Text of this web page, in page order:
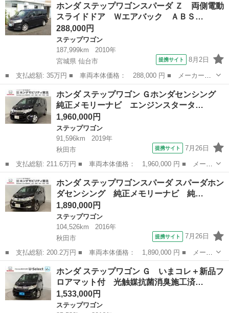
ｅ：ＨＥＶスパーダプレミアムライン 純正メモリーナビ 純正アル
ミホイール...
ホンダ ステップワゴンスパーダ Ｚ 両側電動
スライドドア Ｗエアバック ＡＢＳ…
288,000円
ステップワゴン
187,999km
2010年
宮城県 仙台市
提携サイト 8月2日
■ 支払総額: 35万円 ■ 車両本体価格： 288,000 円 ■ メーカー
名： ホンダ ■ 車種名： ステップワゴンスパーダ ■ グレード
名： Ｚ 両側電動スライドドア Ｗエアバック ＡＢＳ ＥＴＣ
横滑り防止装置 ヒ...
宮城 ステップワゴン
ホンダ ステップワゴン Ｇホンダセンシング
純正メモリーナビ エンジンスタータ…
1,960,000円
ステップワゴン
91,596km
2019年
秋田市
提携サイト 7月26日
■ 支払総額: 211.6万円 ■ 車両本体価格： 1,960,000 円 ■ メーカ
ー名： ホンダ ■ 車種名： ステップワゴン ■ グレード名： Ｇ
ホンダセンシング 純正メモリーナビ エンジンスターター 両側電
動スライ...
秋田 ステップワゴン
ホンダ ステップワゴンスパーダ スパーダホン
ダセンシング 純正メモリーナビ 純…
1,890,000円
ステップワゴン
104,526km
2016年
秋田市
提携サイト 7月26日
■ 支払総額: 200.2万円 ■ 車両本体価格： 1,890,000 円 ■ メーカ
ー名： ホンダ ■ 車種名： ステップワゴンスパーダ ■ グレード
名： スパーダホンダセンシング 純正メモリーナビ 純正アルミホ
イール ...
秋田 秋田市 ステップワゴン
ホンダ ステップワゴン Ｇ いまコレ＋新品フ
ロアマット付 光触媒抗菌消臭施工済…
1,533,000円
ステップワゴン